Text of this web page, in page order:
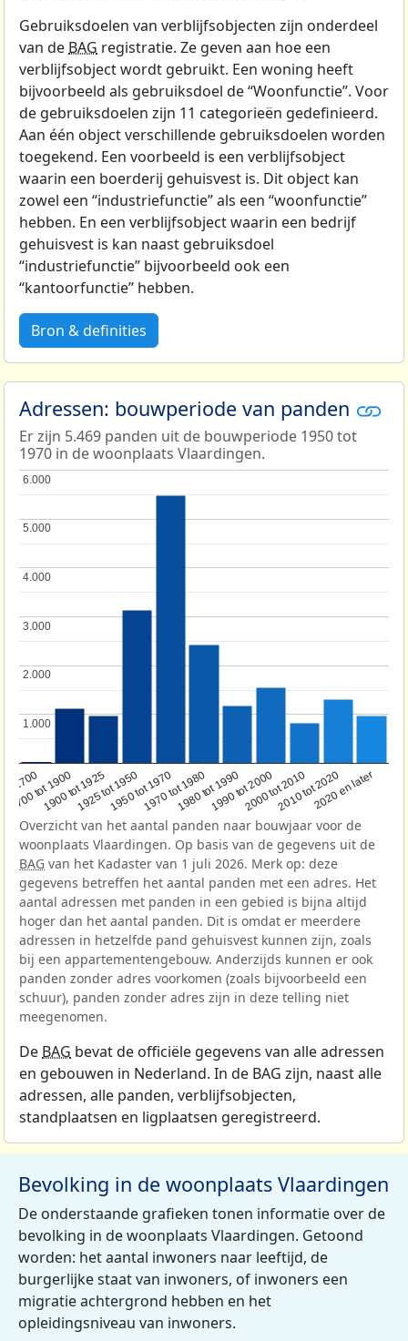
Gebruiksdoelen van verblijfsobjecten zijn onderdeel
van de BAG registratie. Ze geven aan hoe een
verblijfsobject wordt gebruikt. Een woning heeft
bijvoorbeeld als gebruiksdoel de “Woonfunctie”. Voor
de gebruiksdoelen zijn 11 categorieën gedefinieerd.
Aan één object verschillende gebruiksdoelen worden
toegekend. Een voorbeeld is een verblijfsobject
waarin een boerderij gehuisvest is. Dit object kan
zowel een “industriefunctie” als een “woonfunctie”
hebben. En een verblijfsobject waarin een bedrijf
gehuisvest is kan naast gebruiksdoel
“industriefunctie” bijvoorbeeld ook een
“kantoorfunctie” hebben.
Bron & definities
Adressen: bouwperiode van panden
Er zijn 5.469 panden uit de bouwperiode 1950 tot
1970 in de woonplaats Vlaardingen.
1700
1700 tot 1900
1900 tot 19251925 tot 19501950 tot 19701970 tot 19801980 tot 19901990 tot 20002000 tot 20102010 tot 20202020 en later
1.000
1.000
2.000
2.000
3.000
3.000
4.000
4.000
5.000
5.000
6.000
6.000
Overzicht van het aantal panden naar bouwjaar voor de
woonplaats Vlaardingen. Op basis van de gegevens uit de
BAG van het Kadaster van 1 juli 2026. Merk op: deze
gegevens betreffen het aantal panden met een adres. Het
aantal adressen met panden in een gebied is bijna altijd
hoger dan het aantal panden. Dit is omdat er meerdere
adressen in hetzelfde pand gehuisvest kunnen zijn, zoals
bij een appartementengebouw. Anderzijds kunnen er ook
panden zonder adres voorkomen (zoals bijvoorbeeld een
schuur), panden zonder adres zijn in deze telling niet
meegenomen.
De BAG bevat de officiële gegevens van alle adressen
en gebouwen in Nederland. In de BAG zijn, naast alle
adressen, alle panden, verblijfsobjecten,
standplaatsen en ligplaatsen geregistreerd.
Bevolking in de woonplaats Vlaardingen
De onderstaande grafieken tonen informatie over de
bevolking in de woonplaats Vlaardingen. Getoond
worden: het aantal inwoners naar leeftijd, de
burgerlijke staat van inwoners, of inwoners een
migratie achtergrond hebben en het
opleidingsniveau van inwoners.